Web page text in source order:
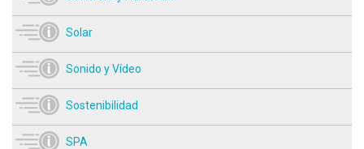
Solar
Sonido y Vídeo
Sostenibilidad
SPA